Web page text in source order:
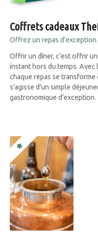
Coffrets cadeaux
Offrez un repas
Offrir un dîner, c’est offrir
instant hors du temps.
chaque repas se transforme
s’agisse d’un simple
gastronomique d’exception.